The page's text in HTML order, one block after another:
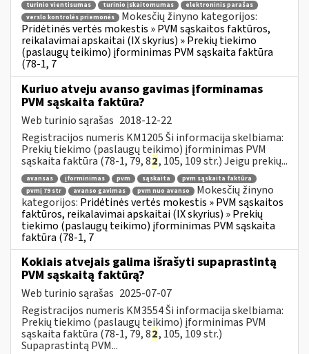
turinio vientisumas
turinio įskaitomumas
elektroninis parašas
verslo kontrolės priemonės
Mokesčių žinyno kategorijos:
Pridėtinės vertės mokestis » PVM sąskaitos faktūros,
reikalavimai apskaitai (IX skyrius) » Prekių tiekimo
(paslaugų teikimo) įforminimas PVM sąskaita faktūra
(78-1, 7
Kuriuo atveju avanso gavimas įforminamas
PVM sąskaita faktūra?
Web turinio sąrašas 2018-12-22
Registracijos numeris KM1205 Ši informacija skelbiama:
Prekių tiekimo (paslaugų teikimo) įforminimas PVM
sąskaita faktūra (78-1, 79, 82, 105, 109 str.) Jeigu prekių...
avansas įforminimas pvm sąskaita
pvm sąskaita faktūra
pvmį 79 str
avanso gavimas pvm nuo avanso
Mokesčių žinyno
kategorijos: Pridėtinės vertės mokestis » PVM sąskaitos
faktūros, reikalavimai apskaitai (IX skyrius) » Prekių
tiekimo (paslaugų teikimo) įforminimas PVM sąskaita
faktūra (78-1, 7
Kokiais atvejais galima išrašyti supaprastintą
PVM sąskaitą faktūrą?
Web turinio sąrašas 2025-07-07
Registracijos numeris KM3554 Ši informacija skelbiama:
Prekių tiekimo (paslaugų teikimo) įforminimas PVM
sąskaita faktūra (78-1, 79, 82, 105, 109 str.)
Supaprastintą PVM...